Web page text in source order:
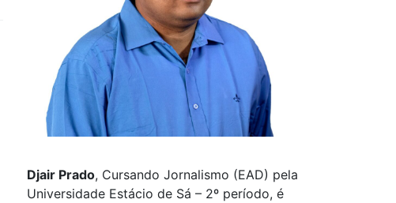
Djair Prado, Cursando Jornalismo (EAD) pela
Universidade Estácio de Sá – 2º período, é